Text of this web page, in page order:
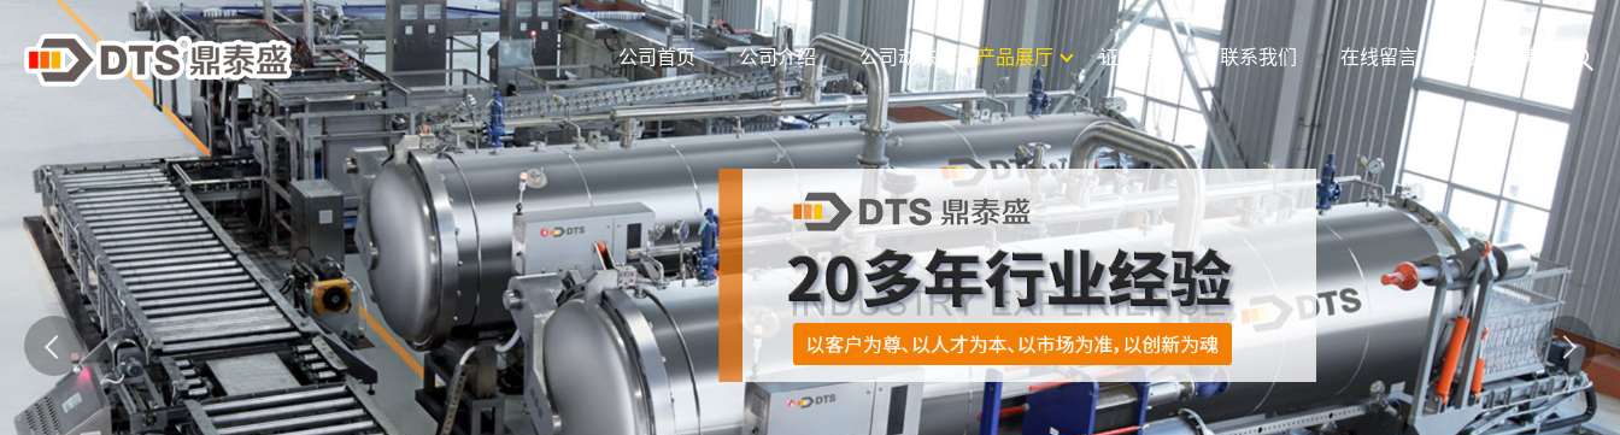
公司首页 公司介绍 公司动态 产品展厅 证书荣誉 联系我们 在线留言 在线招聘